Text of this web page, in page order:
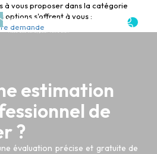
à vous proposer dans la catégorie
options s'offrent à vous :
demande
estimation
de
?
évaluation précise et gratuite de